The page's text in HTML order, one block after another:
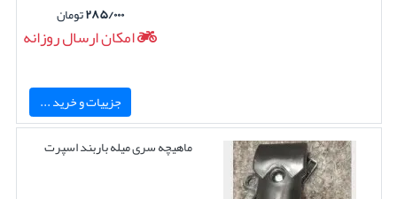
۲۸۵/۰۰۰تومان
امکان ارسال روزانه
جزییات و خرید ...
ماهیچه سری میله باربند اسپرت